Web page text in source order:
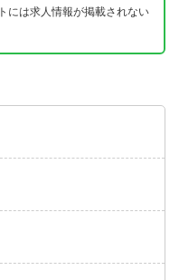
には求人情報が掲載されない